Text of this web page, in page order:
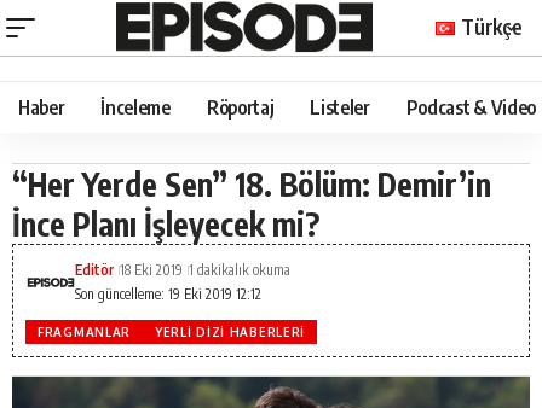
Türkçe
Haber İnceleme Röportaj Listeler Podcast & Video
“Her Yerde Sen” 18. Bölüm: Demir’in
İnce Planı İşleyecek mi?
Son güncelleme: 19 Eki 2019 12:12
Editör 18 Eki 2019 1 dakikalık okuma
FRAGMANLAR YERLI DIZI HABERLERI